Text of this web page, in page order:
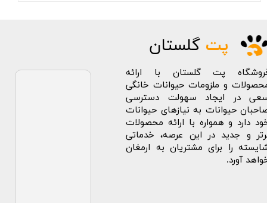
پت گلستان
پت گلستان با ارائه
و ملزومات حیوانات خانگی
در ایجاد سهولت دسترسی
حیوانات به نیازهای حیوانات
دارد و همواره با ارائه محصولات
و جدید در این عرصه، خدماتی
را برای مشتریان به ارمغان
آورد.